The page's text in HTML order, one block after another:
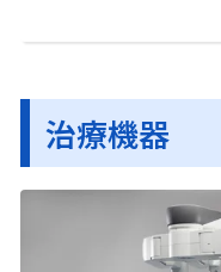
治療機器